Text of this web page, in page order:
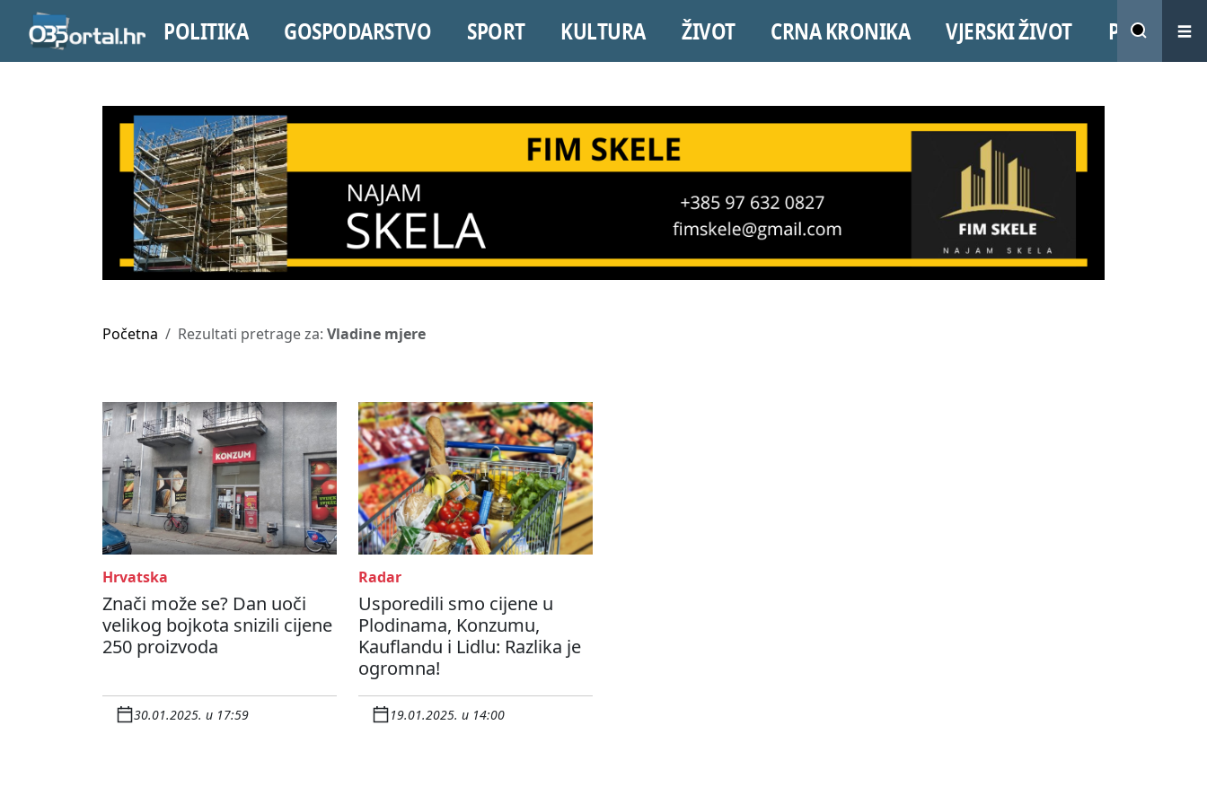
POLITIKA GOSPODARSTVO SPORT KULTURA ŽIVOT CRNA KRONIKA VJERSKI ŽIVOT PROMO
Početna Rezultati pretrage za: Vladine mjere
Hrvatska
Znači može se? Dan uoči
velikog bojkota snizili cijene
250 proizvoda
30.01.2025. u 17:59
Radar
Usporedili smo cijene u
Plodinama, Konzumu,
Kauflandu i Lidlu: Razlika je
ogromna!
19.01.2025. u 14:00